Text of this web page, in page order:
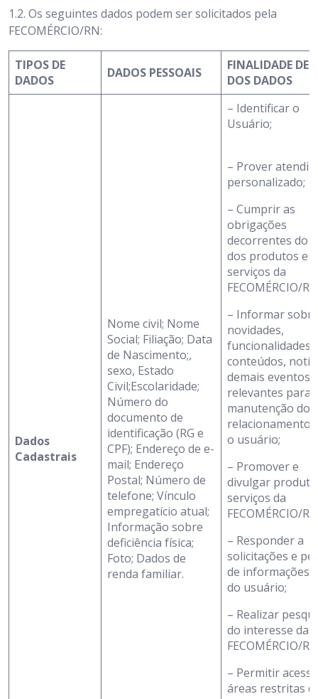
1.2. Os seguintes dados podem ser solicitados pela
FECOMÉRCIO/RN:
TIPOS DE
DADOS
DADOS PESSOAIS
FINALIDADE DE
DOS DADOS
Dados
Cadastrais
Nome civil; Nome
Social; Filiação; Data
de Nascimento;,
sexo, Estado
Civil;Escolaridade;
Número do
documento de
identificação (RG e
CPF); Endereço de e-
mail; Endereço
Postal; Número de
telefone; Vínculo
empregatício atual;
Informação sobre
deficiência física;
Foto; Dados de
renda familiar.
– Identificar o
Usuário;
– Prover
personalizado;
– Cumprir as
obrigações
decorrentes do
dos produtos e
serviços da
FECOMÉRCIO/
– Informar sobre
novidades,
funcionalidades,
conteúdos,
demais eventos
relevantes para
manutenção do
relacionamento
o usuário;
– Promover e
divulgar
serviços da
FECOMÉRCIO/
– Responder a
solicitações e
de informações
do usuário;
– Realizar
do interesse da
FECOMÉRCIO/
– Permitir
áreas restritas